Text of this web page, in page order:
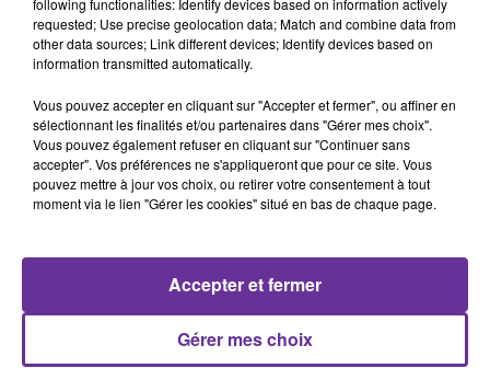
RADIO ORIENT ECONOMIE
3 janvier 2021 - 19 min 21 sec
RADIO ORIENT ECONOMIE: PANORAMA SUR LE
BILAN ÉCONOMIQUE MONDIAL 2020 AVEC
FOUAD ZMOKHOL
Radio Orient
Panorama sur le bilan économique mondial 2020 avec
Fouad Zmokhol président du rassemblement des
hommes et des femmes libanais à l'étranger plus une
parenthèse sur la situation au Liban.
requested; Use precise geolocation data; Match and combine data from
other data sources; Link different devices; Identify devices based on
information transmitted automatically.
Vous pouvez accepter en cliquant sur "Accepter et fermer", ou affiner en
sélectionnant les finalités et/ou partenaires dans "Gérer mes choix".
Vous pouvez également refuser en cliquant sur "Continuer sans
accepter". Vos préférences ne s'appliqueront que pour ce site. Vous
pouvez mettre à jour vos choix, ou retirer votre consentement à tout
moment via le lien "Gérer les cookies" situé en bas de chaque page.
Gérer mes choix
Accepter et fermer